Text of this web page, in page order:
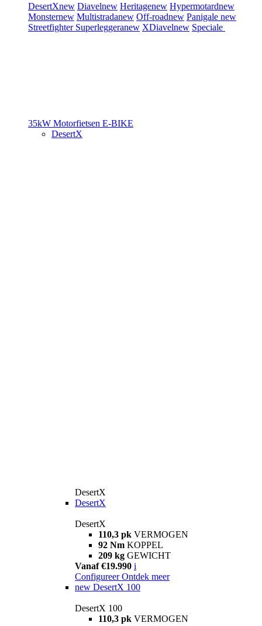
DesertXnew Diavelnew Heritagenew Hypermotardnew
Monsternew Multistradanew Off-roadnew Panigale new
Streetfighter Superleggeranew XDiavelnew Speciale
35kW Motorfietsen E-BIKE
DesertX
DesertX
DesertX
DesertX
110,3 pk VERMOGEN
92 Nm KOPPEL
209 kg GEWICHT
Vanaf €19.990 i
Configureer Ontdek meer
new DesertX 100
DesertX 100
110,3 pk VERMOGEN